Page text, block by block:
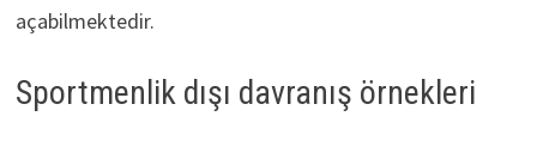
açabilmektedir.
Sportmenlik dışı davranış örnekleri